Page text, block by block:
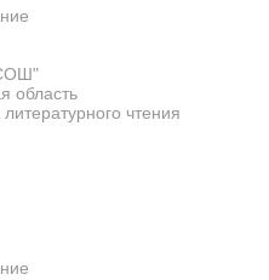
область
литературного чтения